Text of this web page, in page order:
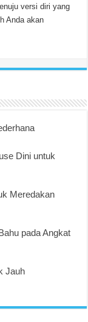
versi diri yang
Anda akan
Dini untuk
Meredakan
pada Angkat
Jauh